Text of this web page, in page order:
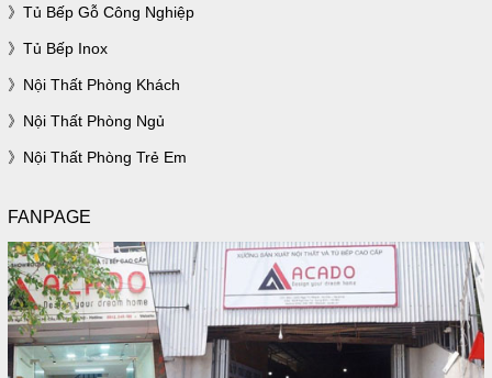
Tủ Bếp Gỗ Công Nghiệp
Tủ Bếp Inox
Nội Thất Phòng Khách
Nội Thất Phòng Ngủ
Nội Thất Phòng Trẻ Em
FANPAGE